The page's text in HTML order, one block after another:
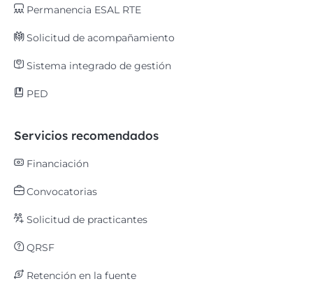
Permanencia ESAL RTE
Solicitud de acompañamiento
Sistema integrado de gestión
PED
Servicios recomendados
Financiación
Convocatorias
Solicitud de practicantes
QRSF
Retención en la fuente